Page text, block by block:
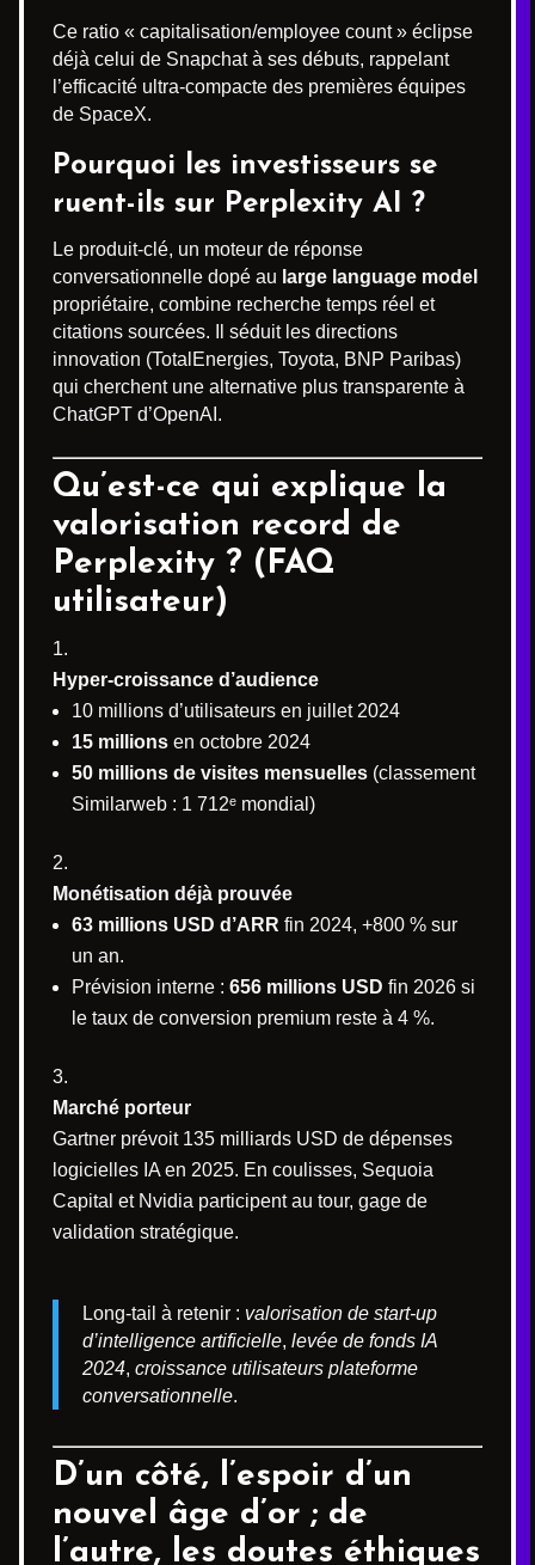
Ce ratio « capitalisation/employee count » éclipse
déjà celui de Snapchat à ses débuts, rappelant
l’efficacité ultra-compacte des premières équipes
de SpaceX.
Pourquoi les investisseurs se
ruent-ils sur Perplexity AI ?
Le produit-clé, un moteur de réponse
conversationnelle dopé au large language model
propriétaire, combine recherche temps réel et
citations sourcées. Il séduit les directions
innovation (TotalEnergies, Toyota, BNP Paribas)
qui cherchent une alternative plus transparente à
ChatGPT d’OpenAI.
Qu’est-ce qui explique la
valorisation record de
Perplexity ? (FAQ
utilisateur)
Hyper-croissance d’audience
10 millions d’utilisateurs en juillet 2024
15 millions en octobre 2024
50 millions de visites mensuelles (classement
Similarweb : 1 712ᵉ mondial)
Monétisation déjà prouvée
63 millions USD d’ARR fin 2024, +800 % sur
un an.
Prévision interne : 656 millions USD fin 2026 si
le taux de conversion premium reste à 4 %.
Marché porteur
Gartner prévoit 135 milliards USD de dépenses
logicielles IA en 2025. En coulisses, Sequoia
Capital et Nvidia participent au tour, gage de
validation stratégique.
Long-tail à retenir : valorisation de start-up
d’intelligence artificielle, levée de fonds IA
2024, croissance utilisateurs plateforme
conversationnelle.
D’un côté, l’espoir d’un
nouvel âge d’or ; de
l’autre, les doutes éthiques